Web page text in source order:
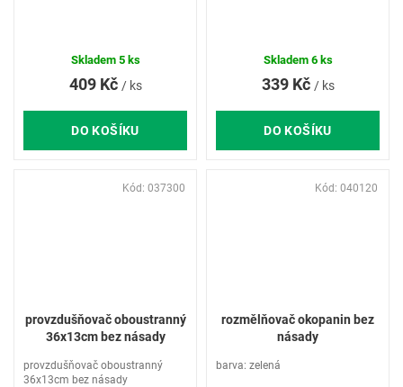
409 Kč / ks
DO KOŠÍKU
Skladem 5 ks
339 Kč / ks
DO KOŠÍKU
Skladem 6 ks
provzdušňovač oboustranný
36x13cm bez násady
provzdušňovač oboustranný
36x13cm bez násady
Kód: 037300
rozmělňovač okopanin bez
násady
barva: zelená
Kód: 040120